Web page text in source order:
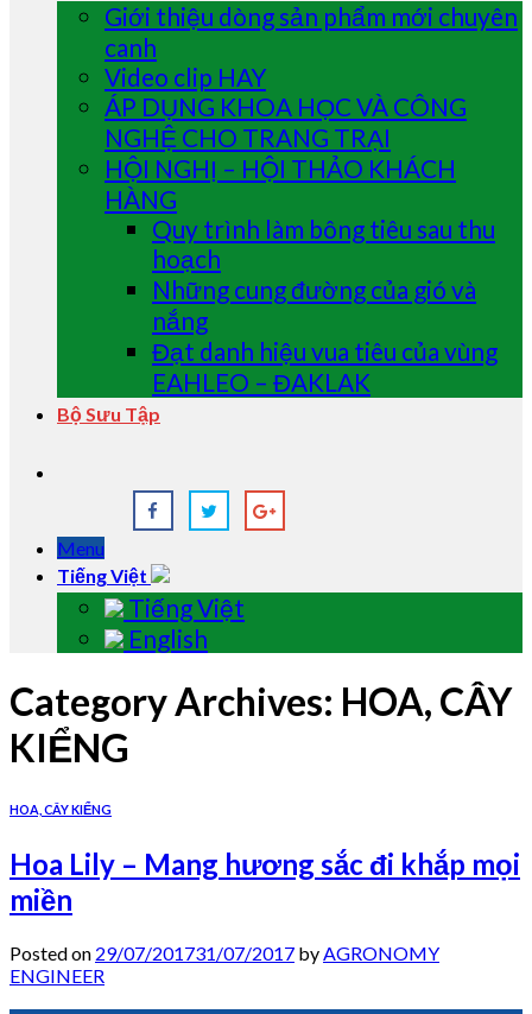
Giới thiệu dòng sản phẩm mới chuyên
canh
Video clip HAY
ÁP DỤNG KHOA HỌC VÀ CÔNG
NGHỆ CHO TRANG TRẠI
HỘI NGHỊ – HỘI THẢO KHÁCH
HÀNG
Quy trình làm bông tiêu sau thu
hoạch
Những cung đường của gió và
nắng
Đạt danh hiệu vua tiêu của vùng
EAHLEO – ĐAKLAK
Bộ Sưu Tập
Menu
Tiếng Việt
Tiếng Việt
English
Category Archives: HOA, CÂY
KIỂNG
HOA, CÂY KIỂNG
Hoa Lily – Mang hương sắc đi khắp mọi
miền
Posted on 29/07/201731/07/2017 byAGRONOMY
ENGINEER